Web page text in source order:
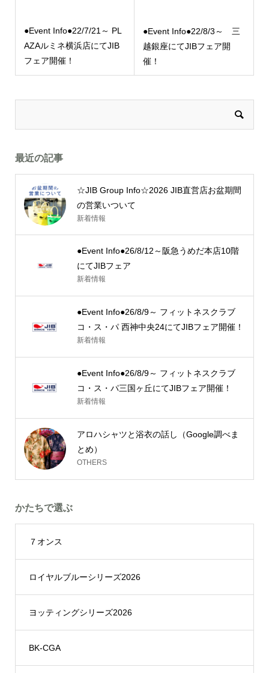
●Event Info●22/7/21～ PL
AZAルミネ横浜店にてJIB
フェア開催！
●Event Info●22/8/3～ 三
越銀座にてJIBフェア開
催！
最近の記事
☆JIB Group Info☆2026 JIB直営店お盆期間
の営業いついて
新着情報
●Event Info●26/8/12～阪急うめだ本店10階
にてJIBフェア
新着情報
●Event Info●26/8/9～ フィットネスクラブ
コ・ス・パ 西神中央24にてJIBフェア開催！
新着情報
●Event Info●26/8/9～ フィットネスクラブ
コ・ス・パ三国ヶ丘にてJIBフェア開催！
新着情報
アロハシャツと浴衣の話し（Google調べま
とめ）
OTHERS
かたちで選ぶ
７オンス
ロイヤルブルーシリーズ2026
ヨッティングシリーズ2026
BK-CGA